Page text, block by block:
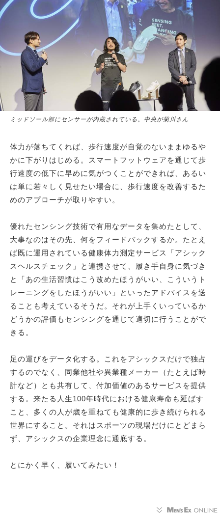
ミッドソール部にセンサーが内蔵されている。中央が菊川さん
体力が落ちてくれば、歩行速度が自覚のないままゆるや
かに下がりはじめる。スマートフットウェアを通じて歩
行速度の低下に早めに気がつくことができれば、あるい
は単に若々しく見せたい場合に、歩行速度を改善するた
めのアプローチが取りやすい。
優れたセンシング技術で有用なデータを集めたとして、
大事なのはその先、何をフィードバックするか。たとえ
ば既に運用されている健康体力測定サービス「アシック
スヘルスチェック」と連携させて、履き手自身に気づき
と「あの生活習慣はこう改めたほうがいい、こういうト
レーニングをしたほうがいい」といったアドバイスを送
ることも考えているそうだ。それが上手くいっているか
どうかの評価もセンシングを通じて適切に行うことがで
きる。
足の運びをデータ化する。これをアシックスだけで独占
するのでなく、同業他社や異業種メーカー（たとえば時
計など）とも共有して、付加価値のあるサービスを提供
する。来たる人生100年時代における健康寿命も延ばす
こと、多くの人が歳を重ねても健康的に歩き続けられる
世界にすること。それはスポーツの現場だけにとどまら
ず、アシックスの企業理念に通底する。
とにかく早く、履いてみたい！